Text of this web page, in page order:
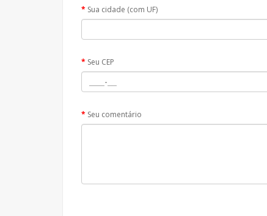
Sua cidade (com UF)
Seu CEP
Seu comentário